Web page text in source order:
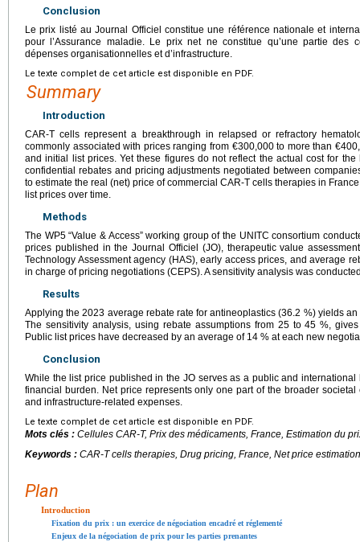
Conclusion
Le prix listé au Journal Officiel constitue une référence nationale et
pour l’Assurance maladie. Le prix net ne constitue qu’une partie des
dépenses organisationnelles et d’infrastructure.
Le texte complet de cet article est disponible en PDF.
Summary
Introduction
CAR-T cells represent a breakthrough in relapsed or refractory
commonly associated with prices ranging from €300,000 to more than
and initial list prices. Yet these figures do not reflect the actual cost for
confidential rebates and pricing adjustments negotiated between
to estimate the real (net) price of commercial CAR-T cells therapies in
list prices over time.
Methods
The WP5 “Value & Access” working group of the UNITC consortium
prices published in the Journal Officiel (JO), therapeutic value
Technology Assessment agency (HAS), early access prices, and average
in charge of pricing negotiations (CEPS). A sensitivity analysis was
Results
Applying the 2023 average rebate rate for antineoplastics (36.2 %) yields
The sensitivity analysis, using rebate assumptions from 25 to 45 %,
Public list prices have decreased by an average of 14 % at each new
Conclusion
While the list price published in the JO serves as a public and
financial burden. Net price represents only one part of the broader
and infrastructure-related expenses.
Le texte complet de cet article est disponible en PDF.
Mots clés : Cellules CAR-T, Prix des médicaments, France, Estimation du
Keywords : CAR-T cells therapies, Drug pricing, France, Net price
Plan
Introduction
Fixation du prix : un exercice de négociation encadré et réglementé
Enjeux de la négociation de prix pour les parties prenantes